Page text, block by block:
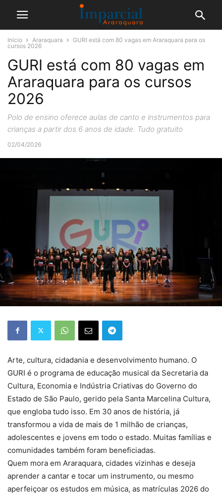
Início Araraquara
GURI está com 80 vagas em Araraquara para os
cursos 2026
GURI está com 80 vagas em
Araraquara para os cursos
2026
Polo de ensino oferece aulas de canto e instrumentos para
crianças a partir dos 6 anos de idade. Tudo gratuito
02/04/2026
Arte, cultura, cidadania e desenvolvimento humano. O
GURI é o programa de educação musical da Secretaria da
Cultura, Economia e Indústria Criativas do Governo do
Estado de São Paulo, gerido pela Santa Marcelina Cultura,
que engloba tudo isso. Em 30 anos de história, já
transformou a vida de mais de 1 milhão de crianças,
adolescentes e jovens em todo o estado. Muitas famílias e
comunidades também foram beneficiadas.
Quem mora em Araraquara, cidades vizinhas e deseja
aprender a cantar e tocar um instrumento, ou mesmo
aperfeiçoar os estudos em música, as matrículas 2026 do